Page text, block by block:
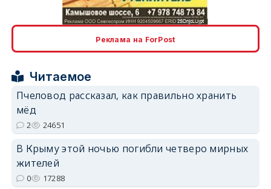
erid: 2SDnjcLUypt
Реклама на ForPost
Читаемое
Пчеловод рассказал, как правильно хранить
мёд
2 24651
В Крыму этой ночью погибли четверо мирных
жителей
0 17288